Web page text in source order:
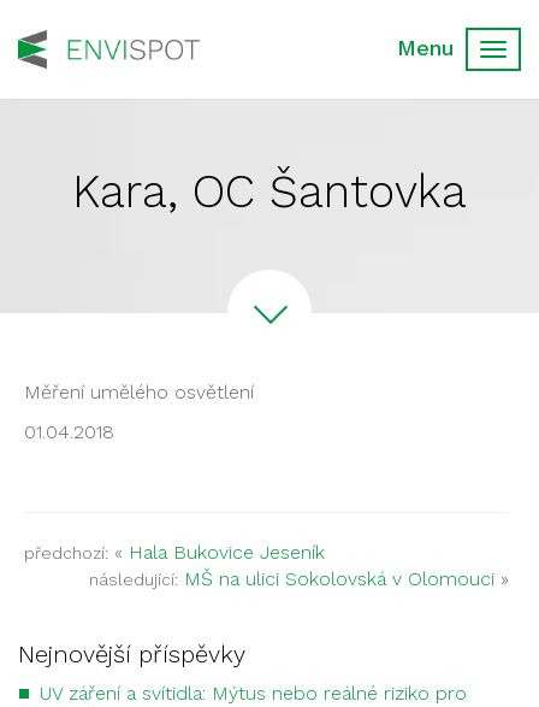
Kara, OC Šantovka
Měření umělého osvětlení
01.04.2018
předchozí: « Hala Bukovice Jeseník
následující: MŠ na ulici Sokolovská v Olomouci »
Nejnovější příspěvky
UV záření a svítidla: Mýtus nebo reálné riziko pro